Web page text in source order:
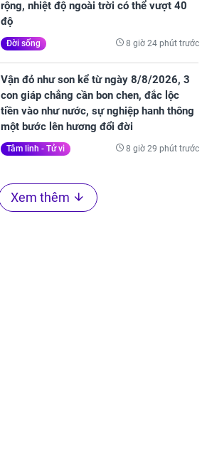
rộng, nhiệt độ ngoài trời có thể vượt 40
độ
Đời sống 8 giờ 24 phút trước
Vận đỏ như son kể từ ngày 8/8/2026, 3
con giáp chẳng cần bon chen, đắc lộc
tiền vào như nước, sự nghiệp hanh thông
một bước lên hương đổi đời
Tâm linh - Tử vi 8 giờ 29 phút trước
Xem thêm